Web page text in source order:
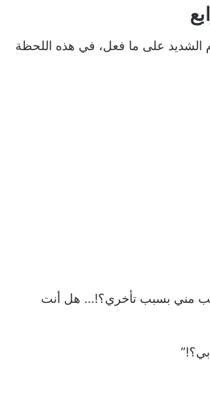
الشديد على ما فعل، في هذه اللحظة
مني بسبب تأخري؟!… هل أنت